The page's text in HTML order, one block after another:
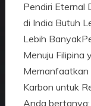
Pendiri Eternal
di India Butuh
Lebih
Menuju Filipina
Memanfaatkan
Karbon untuk
Anda